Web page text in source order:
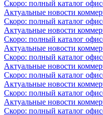
Скоро: полный каталог
Актуальные новости
Скоро: полный каталог
Актуальные новости
Скоро: полный каталог
Актуальные новости
Скоро: полный каталог
Актуальные новости
Скоро: полный каталог
Актуальные новости
Скоро: полный каталог
Актуальные новости
Скоро: полный каталог